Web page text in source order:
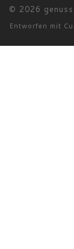
© 2026
Entworfen mit